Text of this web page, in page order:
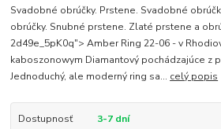
Svadobné obrúčky. Prstene. Svadobné
obrúčky. Snubné prstene. Zlaté prstene a
2d49e_5pK0q"> Amber Ring 22-06 - v
kaboszonowym Diamantový pochádzajúce z
Jednoduchý, ale moderný ring sa... celý popis
Dostupnosť 3-7 dní